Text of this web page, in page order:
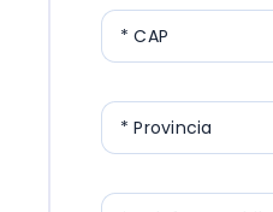
* CAP
* Provincia